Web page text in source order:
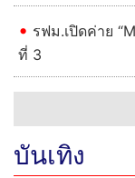
รฟม.เปิดค่าย
ที่ 3
บันเทิง